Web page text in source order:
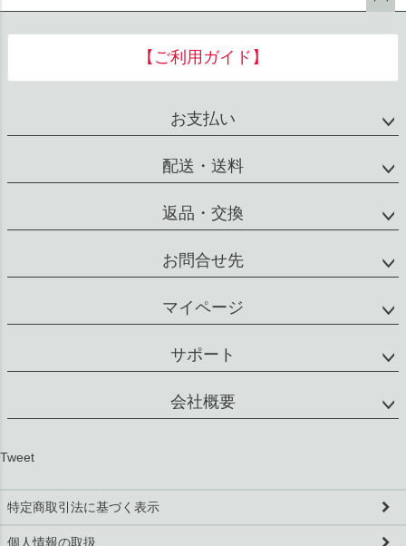
へ
【ご利用ガイド】
お支払い
配送・送料
返品・交換
お問合せ先
マイページ
サポート
会社概要
特定商取引法に基づく表示
個人情報の取扱
Tweet